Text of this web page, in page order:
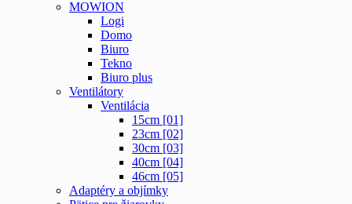
MOWION
Logi
Domo
Biuro
Tekno
Biuro plus
Ventilátory
Ventilácia
15cm [01]
23cm [02]
30cm [03]
40cm [04]
46cm [05]
Adaptéry a objímky